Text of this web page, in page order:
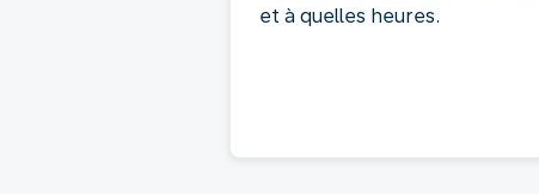
et à quelles heures.